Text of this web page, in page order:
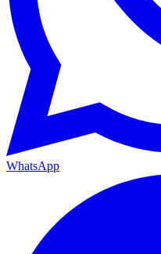
WhatsApp